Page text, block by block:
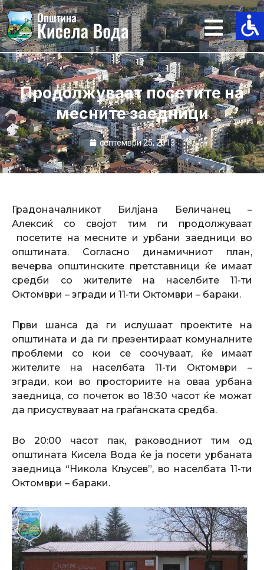
Skip
to
content
Продолжуваат посетите на
месните заедници
септември 25, 2013
Градоначалникот Билјана Беличанец –
Алексиќ со својот тим ги продолжуваат
посетите на месните и урбани заедници во
општината. Согласно динамичниот план,
вечерва општинските претставници ќе имаат
средби со жителите на населбите 11-ти
Октомври – згради и 11-ти Октомври – бараки.
Први шанса да ги ислушаат проектите на
општината и да ги презентираат комуналните
проблеми со кои се соочуваат, ќе имаат
жителите на населбата 11-ти Октомври –
згради, кои во просториите на оваа урбана
заедница, со почеток во 18:30 часот ќе можат
да присуствуваат на граѓанската средба.
Во 20:00 часот пак, раководниот тим од
општината Кисела Вода ќе ја посети урбаната
заедница “Никола Кљусев”, во населбата 11-ти
Октомври – бараки.